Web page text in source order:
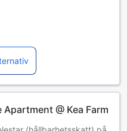
@ Kea Farm